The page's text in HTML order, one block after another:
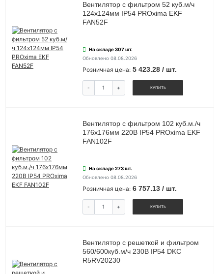
Вентилятор с фильтром 52 куб.м/ч
124x124мм IP54 PROxima EKF
FAN52F
На складе 307 шт.
Обновлено 08.08.2026
Розничная цена: 5 423.28 / шт.
- + КУПИТЬ
Вентилятор с фильтром 102 куб.м./ч
176x176мм 220В IP54 PROxima EKF
FAN102F
На складе 273 шт.
Обновлено 08.08.2026
Розничная цена: 6 757.13 / шт.
- + КУПИТЬ
Вентилятор c решеткой и фильтром
560/600куб.м/ч 230В IP54 DKC
R5RV20230